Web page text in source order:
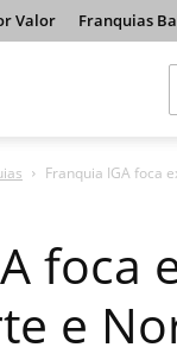
Valor Franquias
Franquia IGA foca
foca
e